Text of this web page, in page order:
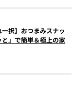
一択】おつまみスナッ
」で簡単＆極上の家